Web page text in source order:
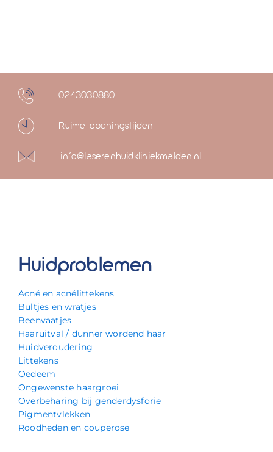
0243030880
Ruime openingstijden
info@laserenhuidkliniekmalden.nl
Huidproblemen
Acné en acnélittekens
Bultjes en wratjes
Beenvaatjes
Haaruitval / dunner wordend haar
Huidveroudering
Littekens
Oedeem
Ongewenste haargroei
Overbeharing bij genderdysforie
Pigmentvlekken
Roodheden en couperose